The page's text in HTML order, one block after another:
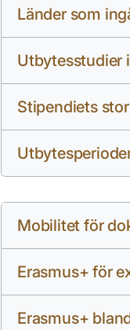
Länder som
Utbytesstudier
Stipendiets
Mobilitet för
Erasmus+ för
Erasmus+